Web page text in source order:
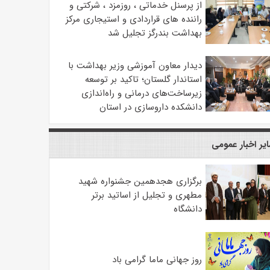
از پرسنل خدماتی ، روزمزد ، شرکتی و
راننده های قراردادی و استیجاری مرکز
بهداشت بندرگز تجلیل شد
دیدار معاون آموزشی وزیر بهداشت با
استاندار گلستان؛ تاکید بر توسعه
زیرساخت‌های درمانی و راه‌اندازی
دانشکده داروسازی در استان
اخبار عمومی
برگزاری هجدهمین جشنواره شهید
مطهری و تجلیل از اساتید برتر
دانشگاه
روز جهانی ماما گرامی باد